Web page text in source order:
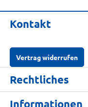
Kontakt
Vertrag widerrufen
Rechtliches
Informationen